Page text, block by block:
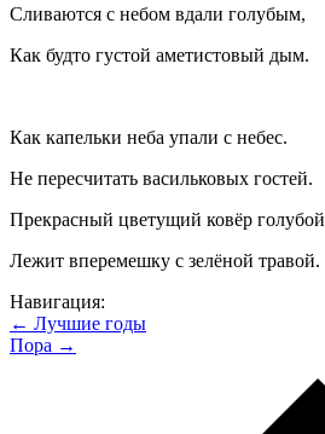
Сливаются с небом вдали голубым,
Как будто густой аметистовый дым.
Как капельки неба упали с небес.
Не пересчитать васильковых гостей.
Прекрасный цветущий ковёр голубой
Лежит вперемешку с зелёной травой.
Навигация:
← Лучшие годы
Пора →